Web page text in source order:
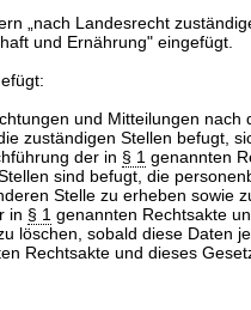
„nach Landesrecht
und Ernährung" eingefügt.
und Mitteilungen nach
zuständigen Stellen befugt,
der in § 1 genannten
sind befugt, die
Stelle zu erheben sowie
in § 1 genannten Rechtsakte
löschen, sobald diese Daten
Rechtsakte und dieses